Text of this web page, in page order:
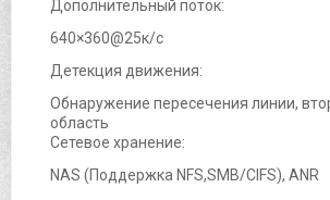
Дополнительный поток:
640×360@25к/с
Детекция движения:
Обнаружение пересечения линии,
область
Сетевое хранение:
NAS (Поддержка NFS,SMB/CIFS), ANR